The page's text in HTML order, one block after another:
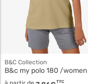
B&C Collection
B&c my polo 180 /women
TTC